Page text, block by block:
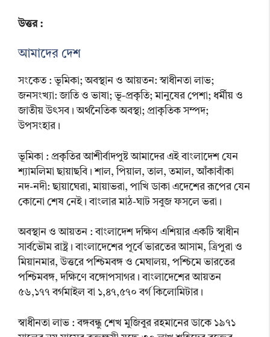
উত্তর :
আমাদের দেশ
সংকেত : ভূমিকা; অবস্থান ও আয়তন: স্বাধীনতা লাভ;
জনসংখ্যা: জাতি ও ভাষা; ভূ-প্রকৃতি; মানুষের পেশা; ধর্মীয় ও
জাতীয় উৎসব। অর্থনৈতিক অবস্থা; প্রাকৃতিক সম্পদ;
উপসংহার।
ভূমিকা : প্রকৃতির আশীর্বাদপুষ্ট আমাদের এই বাংলাদেশ যেন
শ্যামলিমা ছায়াছবি। শাল, পিয়াল, তাল, তমাল, আঁকাবাঁকা
নদ-নদী: ছায়াঘেরা, মায়াভরা, পাখি ডাকা এদেশের রূপের যেন
কোনো শেষ নেই। বাংলার মাঠ-ঘাট সবুজ ফসলে ভরা।
অবস্থান ও আয়তন : বাংলাদেশ দক্ষিণ এশিয়ার একটি স্বাধীন
সার্বভৌম রাষ্ট্র। বাংলাদেশের পূর্বে ভারতের আসাম, ত্রিপুরা ও
মিয়ানমার, উত্তরে পশ্চিমবঙ্গ ও মেঘালয়, পশ্চিমে ভারতের
পশ্চিমবঙ্গ, দক্ষিণে বঙ্গোপসাগর। বাংলাদেশের আয়তন
৫৬,১৭৭ বর্গমাইল বা ১,৪৭,৫৭০ বর্গ কিলোমিটার।
স্বাধীনতা লাভ : বঙ্গবন্ধু শেখ মুজিবুর রহমানের ডাকে ১৯৭১